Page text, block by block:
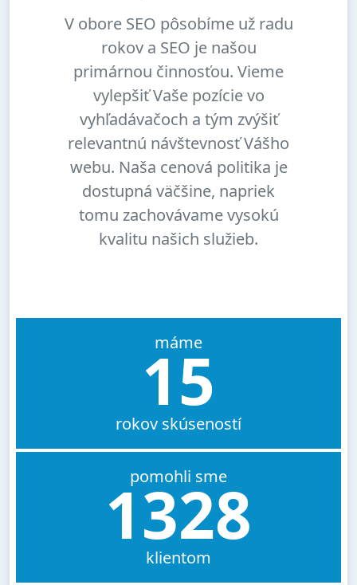
V obore SEO pôsobíme už radu
rokov a SEO je našou
primárnou činnosťou. Vieme
vylepšiť Vaše pozície vo
vyhľadávačoch a tým zvýšiť
relevantnú návštevnosť Vášho
webu. Naša cenová politika je
dostupná väčšine, napriek
tomu zachovávame vysokú
kvalitu našich služieb.
máme
15
rokov skúseností
pomohli sme
1328
klientom